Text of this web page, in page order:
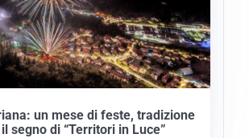
un mese di feste, tradizione
segno di “Territori in Luce”